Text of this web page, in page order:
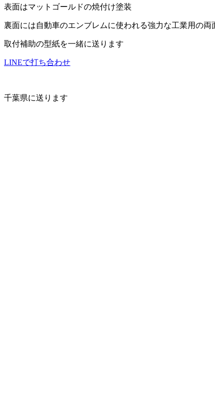
表面はマットゴールドの焼付け塗装
裏面には自動車のエンブレムに使われる強力な工業用の両
取付補助の型紙を一緒に送ります
LINEで打ち合わせ
千葉県に送ります